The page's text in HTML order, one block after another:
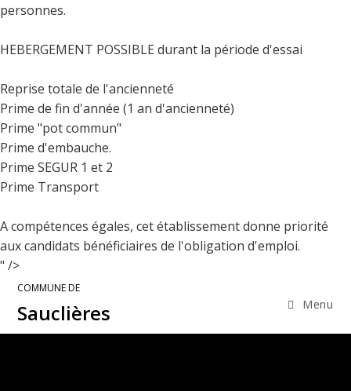
personnes.
HEBERGEMENT POSSIBLE durant la période d'essai
Reprise totale de l'ancienneté
Prime de fin d'année (1 an d'ancienneté)
Prime "pot commun"
Prime d'embauche.
Prime SEGUR 1 et 2
Prime Transport
A compétences égales, cet établissement donne priorité
aux candidats bénéficiaires de l'obligation d'emploi.
" />
COMMUNE DE
Sauclières Menu